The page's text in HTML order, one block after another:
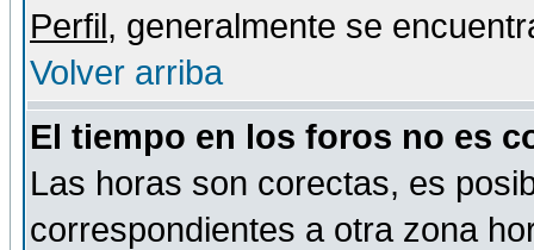
Perfil, generalmente se
Volver arriba
El tiempo en los foros no es
Las horas son corectas, es
correspondientes a otra zona